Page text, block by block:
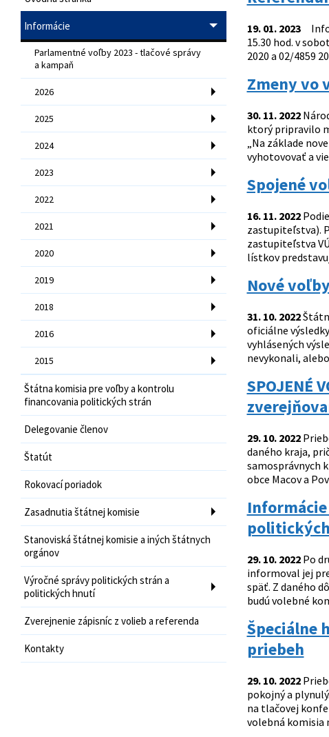
Informácie
Parlamentné voľby 2023 - tlačové správy
a kampaň
2026
2025
2024
2023
2022
2021
2020
2019
2018
2016
2015
Štátna komisia pre voľby a kontrolu
financovania politických strán
Delegovanie členov
Štatút
Rokovací poriadok
Zasadnutia štátnej komisie
Stanoviská štátnej komisie a iných štátnych
orgánov
Výročné správy politických strán a
politických hnutí
Zverejnenie zápisníc z volieb a referenda
Kontakty
19. 01. 2023
15.30 hod. v
2020 a 02/4859
Zmeny vo
30. 11. 2022
ktorý pripravilo
„Na základe
vyhotovovať a
Spojené
16. 11. 2022
zastupiteľstva).
zastupiteľstva
lístkov
Nové
31. 10. 2022
oficiálne
vyhlásených
nevykonali,
SPOJENÉ
29. 10. 2022
daného kraja,
samosprávnych
obce Macov a
29. 10. 2022Po
informoval jej
späť. Z daného
budú volebné
Špeciálne
priebeh
29. 10. 2022
pokojný a
na tlačovej
volebná komisia